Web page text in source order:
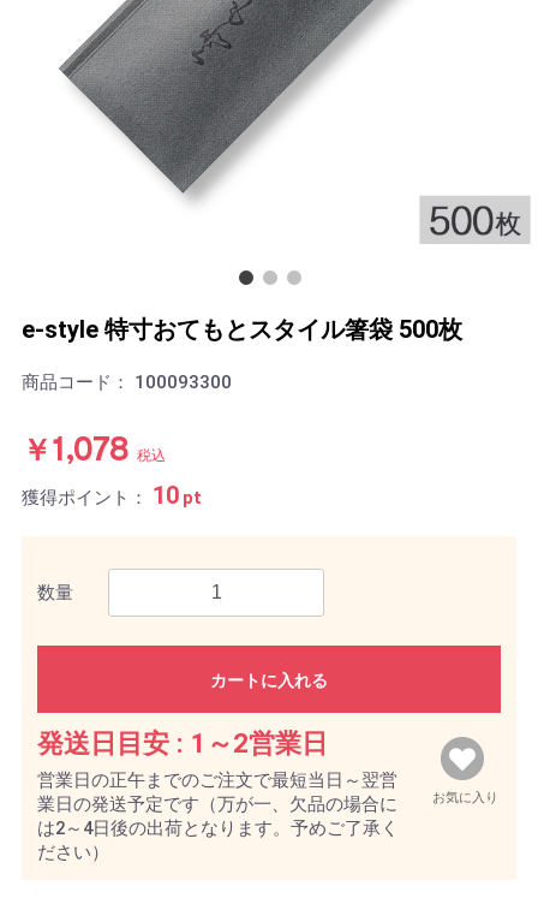
e-style 特寸おてもとスタイル箸袋 500枚
商品コード： 100093300
￥1,078 税込
獲得ポイント： 10 pt
数量
カートに入れる
お気に入り
発送日目安 : 1～2営業日
営業日の正午までのご注文で最短当日～翌営
業日の発送予定です（万が一、欠品の場合に
は2～4日後の出荷となります。予めご了承く
ださい）